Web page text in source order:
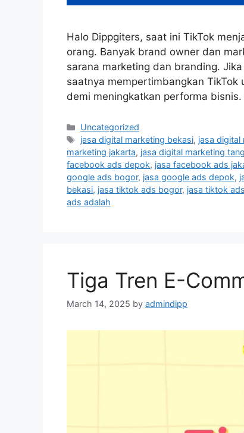
Halo Dippgiters, saat ini TikTok
orang. Banyak brand owner dan
sarana marketing dan branding.
saatnya mempertimbangkan
demi meningkatkan performa
Uncategorized
jasa digital marketing bekasi, jasa digital
marketing jakarta, jasa digital marketing
facebook ads depok, jasa facebook ads
google ads bogor, jasa google ads depok,
bekasi, jasa tiktok ads bogor, jasa tiktok
ads adalah
Tiga Tren E-
March 14, 2025 by admindipp